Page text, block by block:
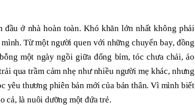
ở nhà hoàn toàn. Khó khăn lớn nhất không phải
Từ một người quen với những chuyến bay, đồng
một ngày ngồi giữa đống bỉm, tóc chưa chải, áo
qua trầm cảm nhẹ như nhiều người mẹ khác, nhưng
yêu thương phiên bản mới của bản thân. Vì mình biết
cả, là nuôi dưỡng một đứa trẻ.